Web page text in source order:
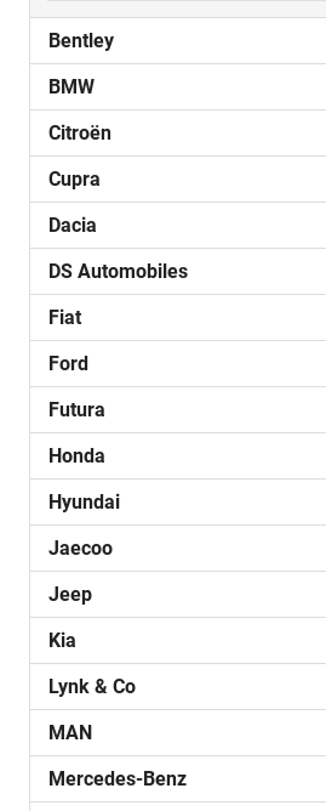
Bentley
BMW
Citroën
Cupra
Dacia
DS Automobiles
Fiat
Ford
Futura
Honda
Hyundai
Jaecoo
Jeep
Kia
Lynk & Co
MAN
Mercedes-Benz